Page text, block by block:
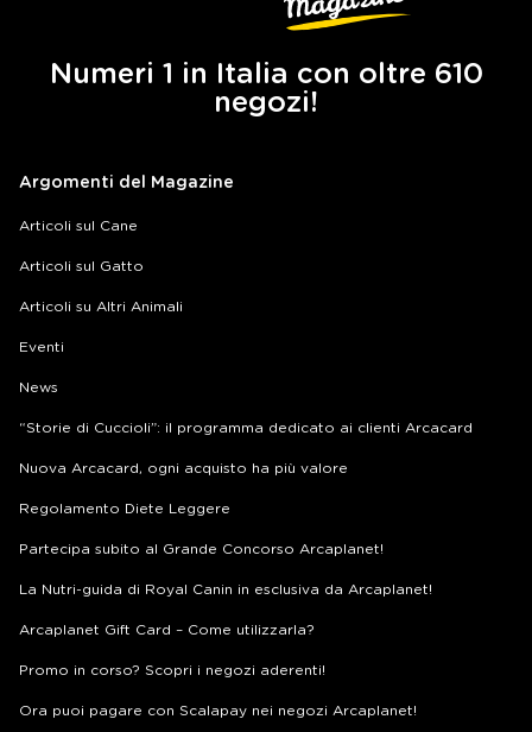
Numeri 1 in Italia con oltre 610
negozi!
Argomenti del Magazine
Articoli sul Cane
Articoli sul Gatto
Articoli su Altri Animali
Eventi
News
“Storie di Cuccioli”: il programma dedicato ai clienti Arcacard
Nuova Arcacard, ogni acquisto ha più valore
Regolamento Diete Leggere
Partecipa subito al Grande Concorso Arcaplanet!
La Nutri-guida di Royal Canin in esclusiva da Arcaplanet!
Arcaplanet Gift Card – Come utilizzarla?
Promo in corso? Scopri i negozi aderenti!
Ora puoi pagare con Scalapay nei negozi Arcaplanet!